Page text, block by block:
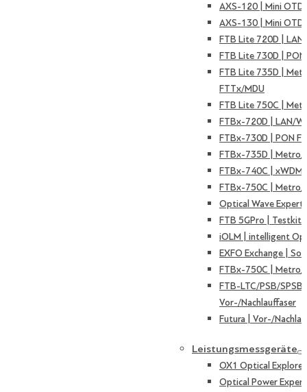
AXS-120 | Mini
AXS-130 | Mini
FTB Lite 720D |
FTB Lite 730D |
FTB Lite 735D |
FTTx/MDU
FTB Lite 750C |
FTBx-720D | LAN/
FTBx-730D | PON
FTBx-735D | Metro/
FTBx-740C | xWDM
FTBx-750C | Metro/
Optical Wave Expert
FTB 5GPro | Testkit
iOLM | intelligent
EXFO Exchange |
FTBx-750C | Metro/
FTB-LTC/PSB/SPSB
Vor-/Nachlauffaser
Futura | Vor-/
Leistungsmessgeräte
OX1 Optical Explorer
Optical Power Expert